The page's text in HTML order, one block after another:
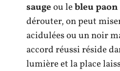
saugeou lebleu paon
dérouter, on peut
acidulées ou un noir
accord réussi réside
lumière et la place